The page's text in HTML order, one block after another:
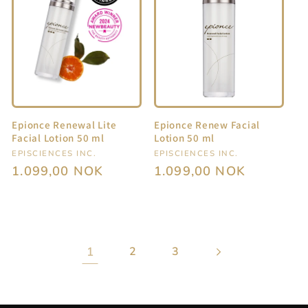
Epionce Renewal Lite
Facial Lotion 50 ml
Selger:
EPISCIENCES INC.
Vanlig
1.099,00 NOK
Epionce Renew Facial
Lotion 50 ml
Selger:
EPISCIENCES INC.
Vanlig
1.099,00 NOK
1 2 3